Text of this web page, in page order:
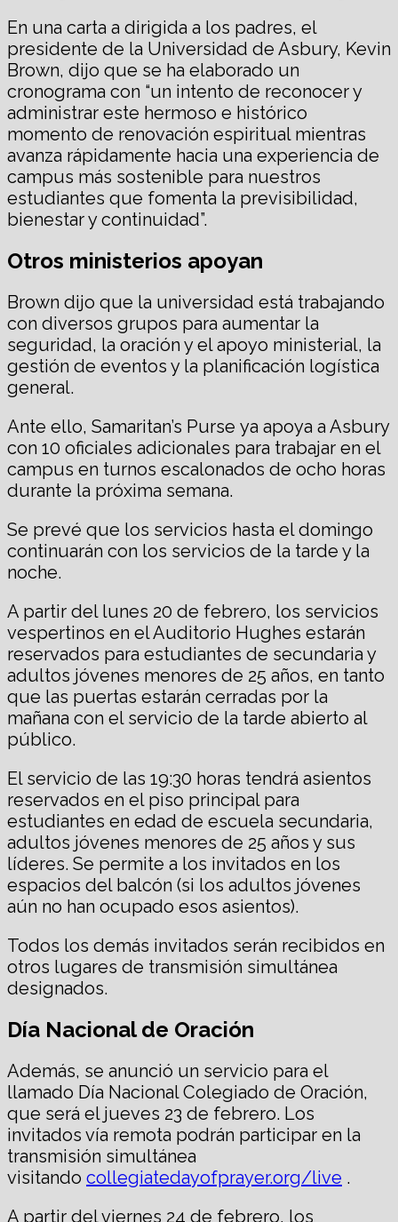
En una carta a dirigida a los padres, el
presidente de la Universidad de Asbury, Kevin
Brown, dijo que se ha elaborado un
cronograma con “un intento de reconocer y
administrar este hermoso e histórico
momento de renovación espiritual mientras
avanza rápidamente hacia una experiencia de
campus más sostenible para nuestros
estudiantes que fomenta la previsibilidad,
bienestar y continuidad”.
Otros ministerios apoyan
Brown dijo que la universidad está trabajando
con diversos grupos para aumentar la
seguridad, la oración y el apoyo ministerial, la
gestión de eventos y la planificación logística
general.
Ante ello, Samaritan’s Purse ya apoya a Asbury
con 10 oficiales adicionales para trabajar en el
campus en turnos escalonados de ocho horas
durante la próxima semana.
Se prevé que los servicios hasta el domingo
continuarán con los servicios de la tarde y la
noche.
A partir del lunes 20 de febrero, los servicios
vespertinos en el Auditorio Hughes estarán
reservados para estudiantes de secundaria y
adultos jóvenes menores de 25 años, en tanto
que las puertas estarán cerradas por la
mañana con el servicio de la tarde abierto al
público.
El servicio de las 19:30 horas tendrá asientos
reservados en el piso principal para
estudiantes en edad de escuela secundaria,
adultos jóvenes menores de 25 años y sus
líderes. Se permite a los invitados en los
espacios del balcón (si los adultos jóvenes
aún no han ocupado esos asientos).
Todos los demás invitados serán recibidos en
otros lugares de transmisión simultánea
designados.
Día Nacional de Oración
Además, se anunció un servicio para el
llamado Día Nacional Colegiado de Oración,
que será el jueves 23 de febrero. Los
invitados vía remota podrán participar en la
transmisión simultánea
visitando collegiatedayofprayer.org/live .
A partir del viernes 24 de febrero, los